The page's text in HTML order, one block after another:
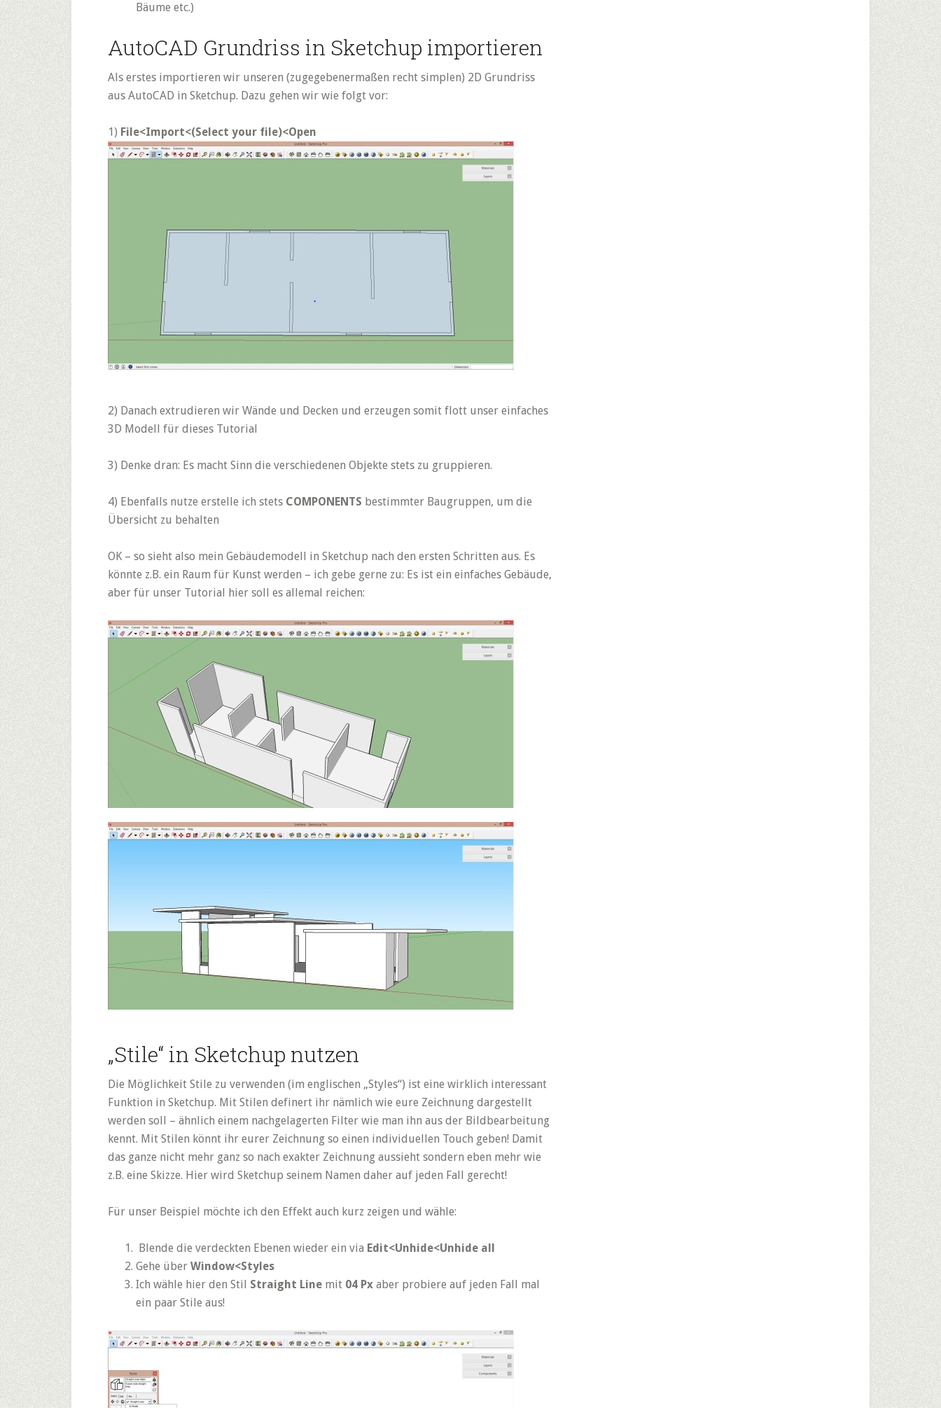
Bäume etc.)
AutoCAD Grundriss in Sketchup importieren
Als erstes importieren wir unseren (zugegebenermaßen recht simplen) 2D Grundriss
aus AutoCAD in Sketchup. Dazu gehen wir wie folgt vor:
1) File<Import<(Select your file)<Open
2) Danach extrudieren wir Wände und Decken und erzeugen somit flott unser einfaches
3D Modell für dieses Tutorial
3) Denke dran: Es macht Sinn die verschiedenen Objekte stets zu gruppieren.
4) Ebenfalls nutze erstelle ich stets COMPONENTS bestimmter Baugruppen, um die
Übersicht zu behalten
OK – so sieht also mein Gebäudemodell in Sketchup nach den ersten Schritten aus. Es
könnte z.B. ein Raum für Kunst werden – ich gebe gerne zu: Es ist ein einfaches Gebäude,
aber für unser Tutorial hier soll es allemal reichen:
„Stile“ in Sketchup nutzen
Die Möglichkeit Stile zu verwenden (im englischen „Styles“) ist eine wirklich interessant
Funktion in Sketchup. Mit Stilen definert ihr nämlich wie eure Zeichnung dargestellt
werden soll – ähnlich einem nachgelagerten Filter wie man ihn aus der Bildbearbeitung
kennt. Mit Stilen könnt ihr eurer Zeichnung so einen individuellen Touch geben! Damit
das ganze nicht mehr ganz so nach exakter Zeichnung aussieht sondern eben mehr wie
z.B. eine Skizze. Hier wird Sketchup seinem Namen daher auf jeden Fall gerecht!
Für unser Beispiel möchte ich den Effekt auch kurz zeigen und wähle:
Blende die verdeckten Ebenen wieder ein via Edit<Unhide<Unhide all
Gehe über Window<Styles
Ich wähle hier den Stil Straight Line mit 04 Px aber probiere auf jeden Fall mal
ein paar Stile aus!